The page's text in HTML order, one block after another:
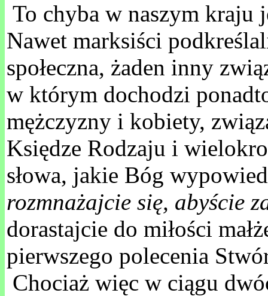
To chyba w naszym kraju
Nawet marksiści
społeczna, żaden inny
w którym dochodzi
mężczyzny i kobiety,
Księdze Rodzaju i
słowa, jakie Bóg
rozmnażajcie się, abyście
dorastajcie do miłości
pierwszego polecenia
Chociaż więc w ciągu